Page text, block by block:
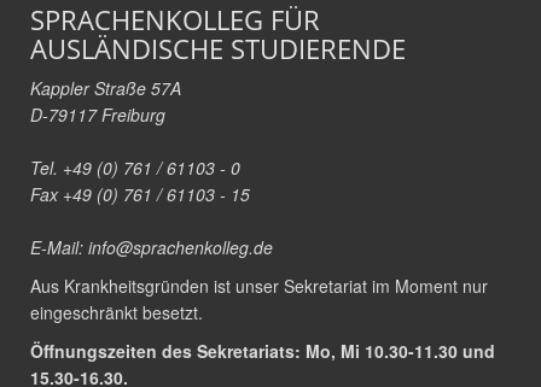
SPRACHENKOLLEG FÜR
AUSLÄNDISCHE STUDIERENDE
Kappler Straße 57A
D-79117 Freiburg
Tel. +49 (0) 761 / 61103 - 0
Fax +49 (0) 761 / 61103 - 15
E-Mail: info@sprachenkolleg.de
Aus Krankheitsgründen ist unser Sekretariat im Moment nur
eingeschränkt besetzt.
Öffnungszeiten des Sekretariats: Mo, Mi 10.30-11.30 und
15.30-16.30.